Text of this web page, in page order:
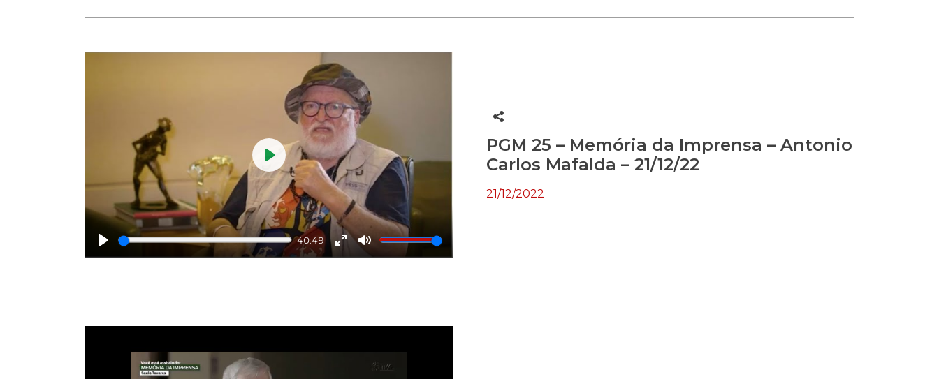
Play
40:49
EnterMute
Play
PGM 25 – Memória da Imprensa – Antonio
Carlos Mafalda – 21/12/22
21/12/2022